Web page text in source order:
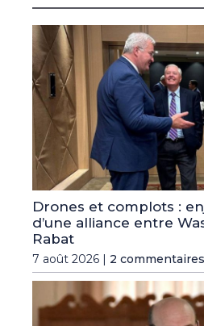
Drones et complots :
d’une alliance entre
Rabat
7 août 2026 | 2 commentaires